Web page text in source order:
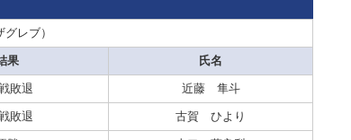
レブ）
果 氏名
敗退 近藤 隼斗
敗退 古賀 ひより